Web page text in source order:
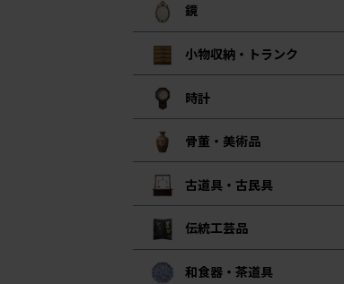
鏡
小物収納・トランク
時計
骨董・美術品
古道具・古民具
伝統工芸品
和食器・茶道具